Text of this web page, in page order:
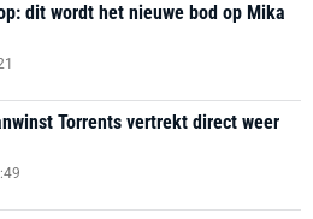
dit wordt het nieuwe bod op Mika
Torrents vertrekt direct weer